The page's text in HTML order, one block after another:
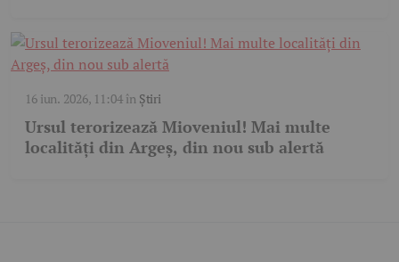
16 iun. 2026, 11:04în Știri
Ursul terorizează Mioveniul! Mai multe
localități din Argeș, din nou sub alertă